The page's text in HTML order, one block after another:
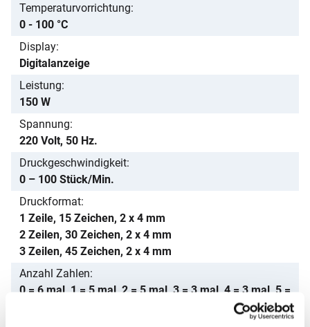
Temperaturvorrichtung
0 - 100 °C
Display
Digitalanzeige
Leistung
150 W
Spannung
220 Volt, 50 Hz.
Druckgeschwindigkeit
0 – 100 Stück/Min.
Druckformat
1 Zeile, 15 Zeichen, 2 x 4 mm
2 Zeilen, 30 Zeichen, 2 x 4 mm
3 Zeilen, 45 Zeichen, 2 x 4 mm
Anzahl Zahlen
0 = 6 mal, 1 = 5 mal, 2 = 5 mal, 3 = 3 mal, 4 = 3 mal, 5 =
3 mal, 6 = 3 mal, 7 = 3 mal, 8 = 3 mal, 9 = 3 mal